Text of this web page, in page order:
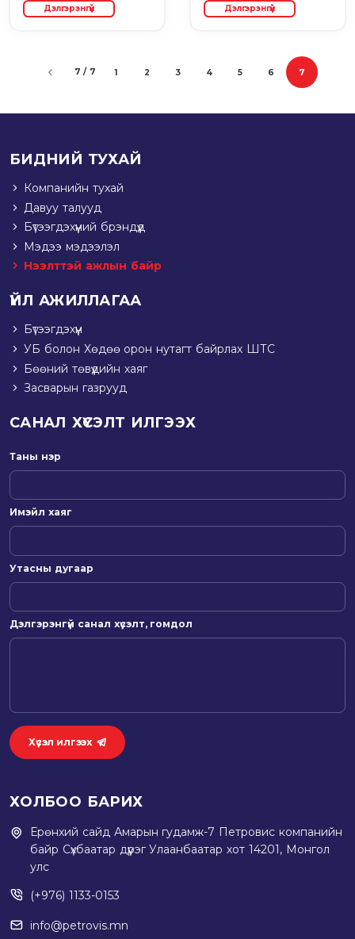
Дэлгэрэнгүй Дэлгэрэнгүй
7 / 7 1 2 3 4 5 6 7(current)
БИДНИЙ ТУХАЙ
Компанийн тухай
Давуу талууд
Бүтээгдэхүүний брэндүүд
Мэдээ мэдээлэл
Нээлттэй ажлын байр
ҮЙЛ АЖИЛЛАГАА
Бүтээгдэхүүн
УБ болон Хөдөө орон нутагт байрлах ШТС
Бөөний төвүүдийн хаяг
Засварын газрууд
САНАЛ ХҮСЭЛТ ИЛГЭЭХ
Таны нэр
Имэйл хаяг
Утасны дугаар
Дэлгэрэнгүй санал хүсэлт, гомдол
Хүсэл илгээх
ХОЛБОО БАРИХ
Ерөнхий сайд Амарын гудамж-7 Петровис компанийн
байр Сүхбаатар дүүрэг Улаанбаатар хот 14201, Монгол
улс
(+976) 1133-0153
info@petrovis.mn